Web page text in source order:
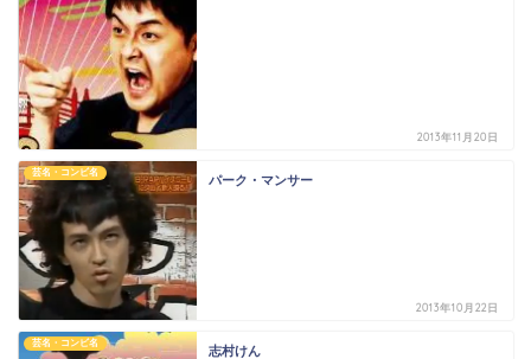
2013年11月20日
芸名・コンビ名
パーク・マンサー
2013年10月22日
芸名・コンビ名
志村けん